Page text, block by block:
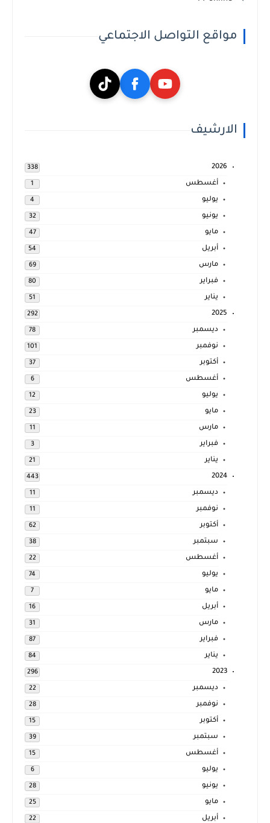
مواقع التواصل الاجتماعي
الارشيف
2026
338
أغسطس 1
يوليو 4
يونيو 32
مايو 47
أبريل 54
مارس 69
فبراير 80
يناير 51
2025
292
ديسمبر 78
نوفمبر 101
أكتوبر 37
أغسطس 6
يوليو 12
مايو 23
مارس 11
فبراير 3
يناير 21
2024
443
ديسمبر 11
نوفمبر 11
أكتوبر 62
سبتمبر 38
أغسطس 22
يوليو 74
مايو 7
أبريل 16
مارس 31
فبراير 87
يناير 84
2023
296
ديسمبر 22
نوفمبر 28
أكتوبر 15
سبتمبر 39
أغسطس 15
يوليو 6
يونيو 28
مايو 25
أبريل 22